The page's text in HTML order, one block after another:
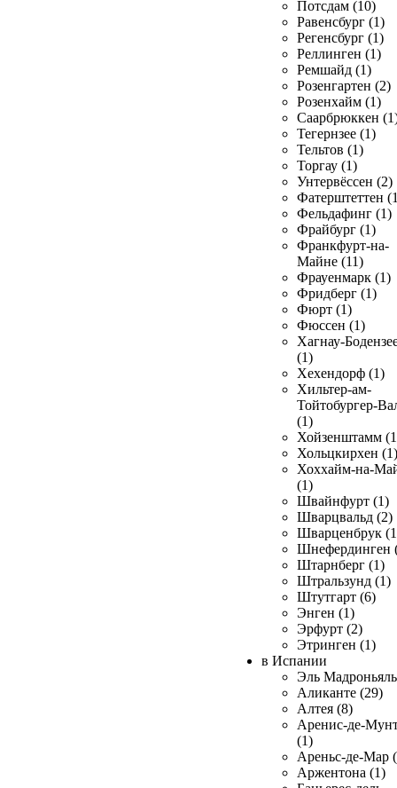
Потсдам (10)
Равенсбург (1)
Регенсбург (1)
Реллинген (1)
Ремшайд (1)
Розенгартен (2)
Розенхайм (1)
Саарбрюккен
Тегернзее (1)
Тельтов (1)
Торгау (1)
Унтервёссен (2)
Фатерштеттен
Фельдафинг (1)
Фрайбург (1)
Франкфурт-на-
Майне (11)
Фрауенмарк (1)
Фридберг (1)
Фюрт (1)
Фюссен (1)
Хагнау-
(1)
Хехендорф (1)
Хильтер-ам-
Тойтобургер-
(1)
Хойзенштамм
Хольцкирхен (1)
Хоххайм-на-
(1)
Швайнфурт (1)
Шварцвальд (2)
Шварценбрук
Шнефердинген
Штарнберг (1)
Штральзунд (1)
Штутгарт (6)
Энген (1)
Эрфурт (2)
Этринген (1)
в Испании
Эль
Аликанте (29)
Алтея (8)
Аренис-де-
(1)
Ареньс-де-Мар
Аржентона (1)